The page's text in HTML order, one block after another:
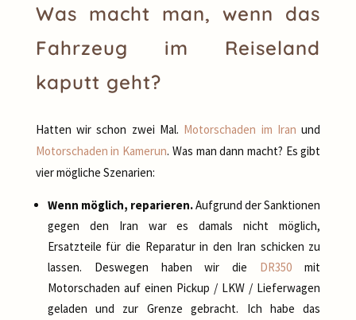
Was macht man, wenn das
Fahrzeug im Reiseland
kaputt geht?
Hatten wir schon zwei Mal. Motorschaden im Iran und
Motorschaden in Kamerun. Was man dann macht? Es gibt
vier mögliche Szenarien:
Wenn möglich, reparieren.Aufgrund der Sanktionen
gegen den Iran war es damals nicht möglich,
Ersatzteile für die Reparatur in den Iran schicken zu
lassen. Deswegen haben wir die DR350 mit
Motorschaden auf einen Pickup / LKW / Lieferwagen
geladen und zur Grenze gebracht. Ich habe das